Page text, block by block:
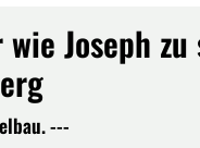
Joseph
---